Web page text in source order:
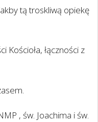
tą troskliwą opiekę
Kościoła, łączności z
, św. Joachima i św.